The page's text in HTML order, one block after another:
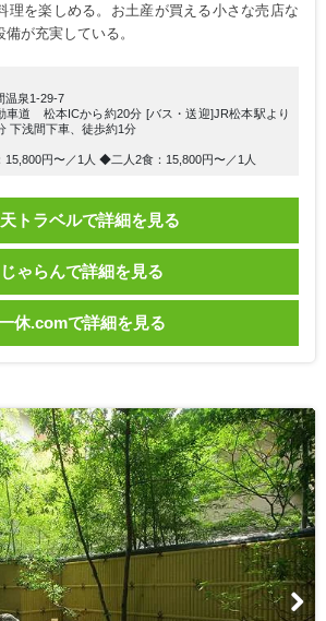
理を楽しめる。お土産が買える小さな売店な
が充実している。
温泉1-29-7
車道 松本ICから約20分 [バス・送迎]JR松本駅より
下浅間下車、徒歩約1分
円〜／1人 ◆二人2食：15,800円〜／1人
トラベルで詳細を見る
じゃらんで詳細を見る
休.comで詳細を見る